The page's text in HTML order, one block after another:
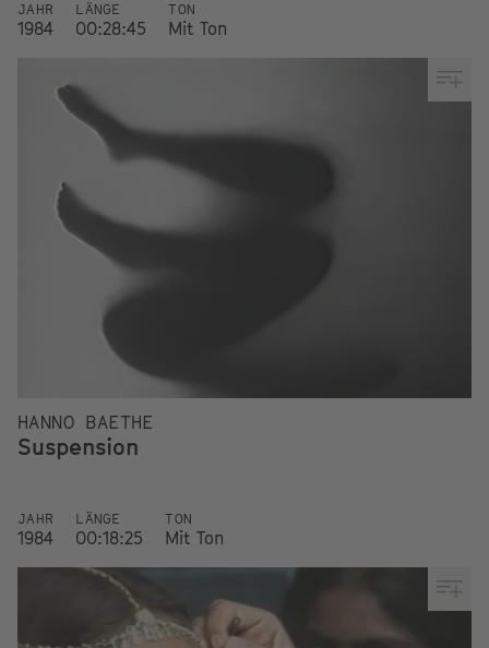
JAHR
1984
LÄNGE
00:28:45
TON
Mit Ton
HANNO BAETHE
Suspension
JAHR
1984
LÄNGE
00:18:25
TON
Mit Ton